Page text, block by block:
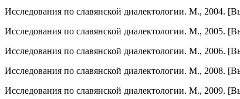
Исследования по славянской диалектологии. М., 2004.
Исследования по славянской диалектологии. М., 2005.
Исследования по славянской диалектологии. М., 2006.
Исследования по славянской диалектологии. М., 2008.
Исследования по славянской диалектологии. М., 2009.